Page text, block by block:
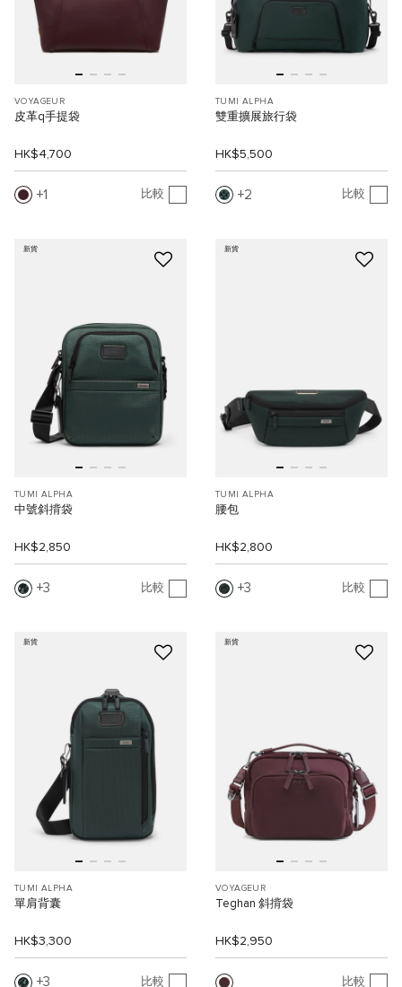
VOYAGEUR
皮革q手提袋
HK$4,700
1 比較
TUMI ALPHA
雙重擴展旅行袋
HK$5,500
2 比較
新貨
TUMI ALPHA
中號斜揹袋
HK$2,850
3 比較
新貨
TUMI ALPHA
腰包
HK$2,800
3 比較
新貨
TUMI ALPHA
單肩背囊
HK$3,300
3 比較
新貨
VOYAGEUR
Teghan 斜揹袋
HK$2,950
比較